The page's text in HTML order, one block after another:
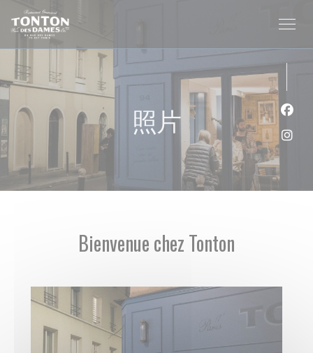
Cookie管理面板
照片
Bienvenue chez Tonton